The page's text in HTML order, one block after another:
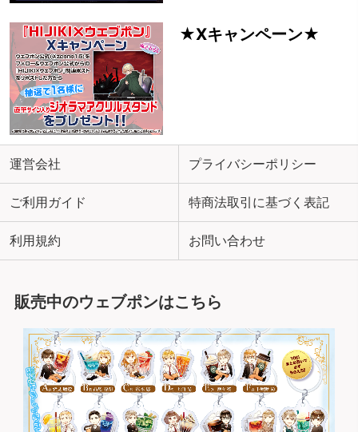
★Xキャンペーン★
運営会社 プライバシーポリシー
ご利用ガイド 特商法取引に基づく表記
利用規約 お問い合わせ
販売中のウェブポンはこちら